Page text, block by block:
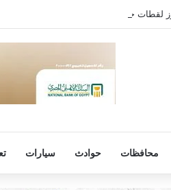
حفل شيرين عبدالوهاب بالأمس
محافظات حوادث سيارات